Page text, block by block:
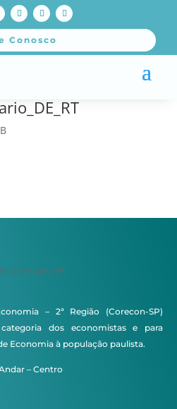
Conosco
– 2ª Região (Corecon-SP)
dos economistas e para
Economia à população paulista.
– Centro